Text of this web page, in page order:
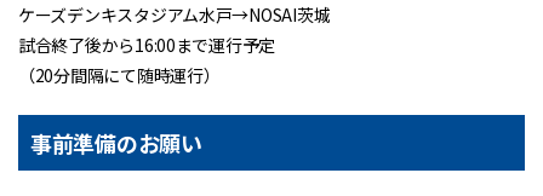
ケーズデンキスタジアム水戸→NOSAI茨城
試合終了後から16:00まで運行予定
（20分間隔にて随時運行）
事前準備のお願い